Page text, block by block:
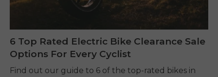
6 Top Rated Electric Bike Clearance Sale
Options For Every Cyclist
Find out our guide to 6 of the top-rated bikes in